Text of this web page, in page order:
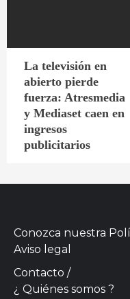
La televisión en
abierto pierde
fuerza: Atresmedia
y Mediaset caen en
ingresos
publicitarios
Conozca nuestra
Aviso legal
Contacto /
¿ Quiénes somos ?